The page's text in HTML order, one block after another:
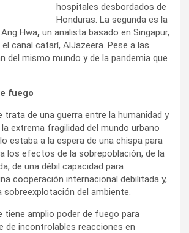
hospitales desbordados de
Honduras. La segunda es la
Hwa, un analista basado en Singapur,
canal catarí, AlJazeera. Pese a las
del mismo mundo y de la pandemia que
fuego
trata de una guerra entre la humanidad y
extrema fragilidad del mundo urbano
estaba a la espera de una chispa para
los efectos de la sobrepoblación, de la
de una débil capacidad para
cooperación internacional debilitada y,
sobreexplotación del ambiente.
tiene amplio poder de fuego para
de incontrolables reacciones en